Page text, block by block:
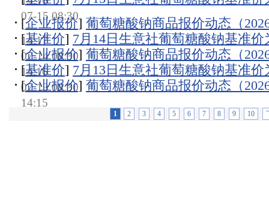
07-15 08:30
[企业报价] 葡萄糖酸钠商品报价动态（
14:17
[基准价] 7月14日生意社葡萄糖酸钠基准价
07-14 08:30
[企业报价] 葡萄糖酸钠商品报价动态（
14:16
[基准价] 7月13日生意社葡萄糖酸钠基准价
07-13 08:30
[企业报价] 葡萄糖酸钠商品报价动态（
14:15
1 2 3 4 5 6 7 8 9 10